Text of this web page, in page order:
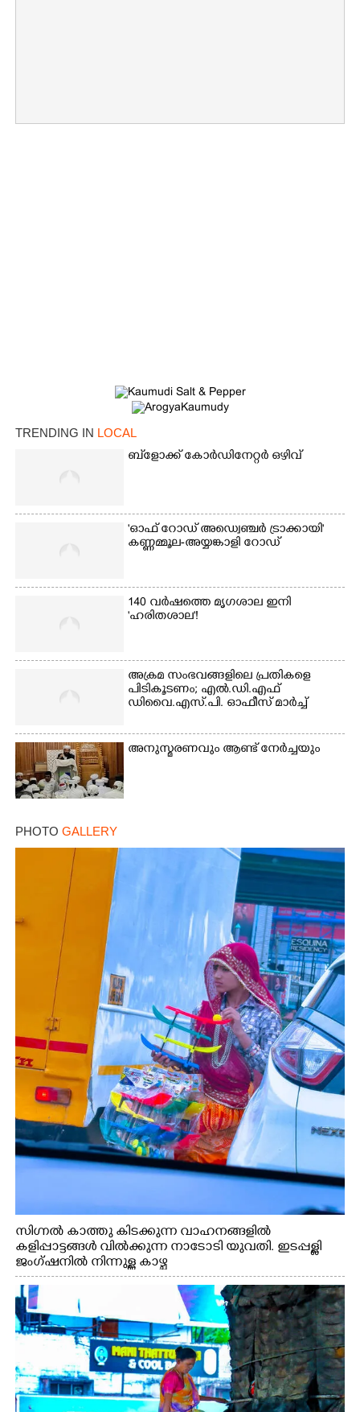
TRENDING IN LOCAL
ബ്‌ളോക്ക് കോർഡിനേറ്റർ ഒഴിവ്
'ഓഫ് റോഡ് അഡ്വെഞ്ചർ ട്രാക്കായി'
കണ്ണമ്മൂല-അയ്യങ്കാളി റോഡ്
140 വർഷത്തെ മൃഗശാല ഇനി
'ഹരിതശാല'!
അക്രമ സംഭവങ്ങളിലെ പ്രതികളെ
പിടികൂടണം; എൽ.ഡി.എഫ്
ഡിവൈ.എസ്.പി. ഓഫീസ് മാർച്ച്
അനുസ്മരണവും ആണ്ട് നേർച്ചയും
PHOTO GALLERY
സിഗ്നൽ കാത്തു കിടക്കുന്ന വാഹനങ്ങളിൽ
കളിപ്പാട്ടങ്ങൾ വിൽക്കുന്ന നാടോടി യുവതി. ഇടപ്പള്ളി
ജംഗ്ഷനിൽ നിന്നുള്ള കാഴ്ച
×
Share this link